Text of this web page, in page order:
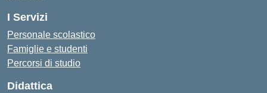
I Servizi
Personale scolastico
Famiglie e studenti
Percorsi di studio
Didattica